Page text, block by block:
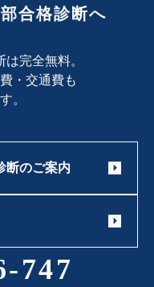
合格診断へ
完全無料。
・交通費も
。
断のご案内
747